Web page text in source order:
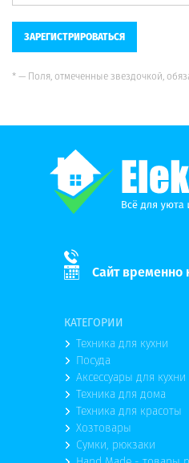
ЗАРЕГИСТРИРОВАТЬСЯ
* — Поля, отмеченные звездочкой,
Сайт временно
КАТЕГОРИИ
Техника для кухни
Посуда
Аксессуары для кухни
Техника для дома
Техника для красоты
Хозтовары
Сумки, рюкзаки